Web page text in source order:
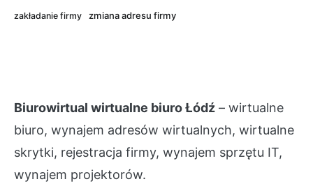
zakładanie firmy zmiana adresu firmy
Biurowirtual wirtualne biuro Łódź – wirtualne
biuro, wynajem adresów wirtualnych, wirtualne
skrytki, rejestracja firmy, wynajem sprzętu IT,
wynajem projektorów.